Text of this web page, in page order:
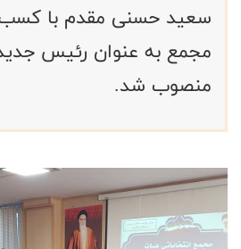
سعید حسنی مقدم با کسب
مجمع به عنوان رئیس
منصوب شد.